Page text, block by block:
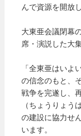
んで資源を開放
大東亜会議閉幕
席・演説した大
「全東亜はいよ
の信念のもと、
戦争を完遂し、
（ちょうりょう
の建設に協力せ
います。